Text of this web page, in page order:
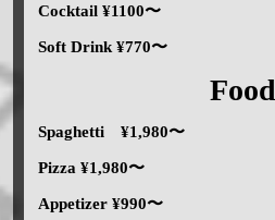
Cocktail ¥1100〜
Soft Drink ¥770〜
Food
Spaghetti ¥1,980〜
Pizza ¥1,980〜
Appetizer ¥990〜